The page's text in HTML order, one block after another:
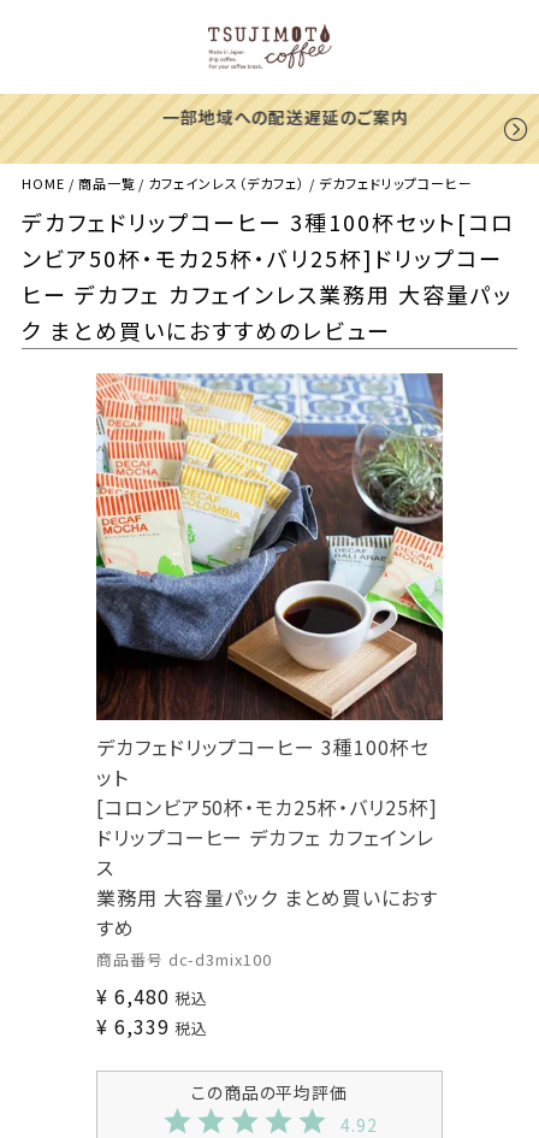
一部地域への配送遅延のご案内
HOME 商品一覧 カフェインレス（デカフェ） デカフェドリップコーヒー
デカフェドリップコーヒー 3種100杯セット[コロ
ンビア50杯・モカ25杯・バリ25杯]ドリップコー
ヒー デカフェ カフェインレス業務用 大容量パッ
ク まとめ買いにおすすめのレビュー
デカフェドリップコーヒー 3種100杯セ
ット
[コロンビア50杯・モカ25杯・バリ25杯]
ドリップコーヒー デカフェ カフェインレ
ス
業務用 大容量パック まとめ買いにおす
すめ
商品番号 dc-d3mix100
¥ 6,480 税込
¥ 6,339 税込
4.92